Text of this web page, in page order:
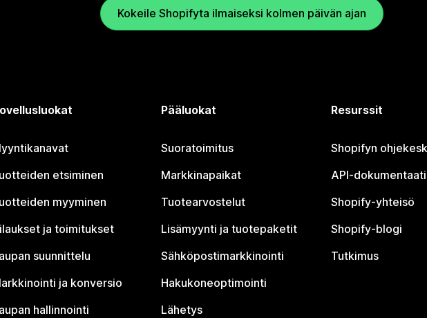
Kokeile Shopifyta ilmaiseksi kolmen päivän ajan
etsiminen
myyminen
ja toimitukset
suunnittelu
ja konversio
hallinnointi
Pääluokat
Suoratoimitus
Markkinapaikat
Tuotearvostelut
Lisämyynti ja tuotepaketit
Sähköpostimarkkinointi
Hakukoneoptimointi
Lähetys
Resurssit
Shopifyn
API-
Shopify-yhteisö
Shopify-blogi
Tutkimus